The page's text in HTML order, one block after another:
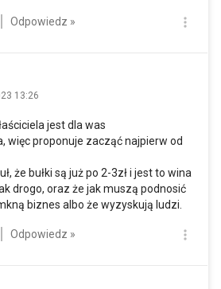
Odpowiedz »
13:26
jest dla was
więc proponuje zacząć najpierw od
że bułki są już po 2-3zł i jest to wina
drogo, oraz że jak muszą podnosić
biznes albo że wyzyskują ludzi.
Odpowiedz »